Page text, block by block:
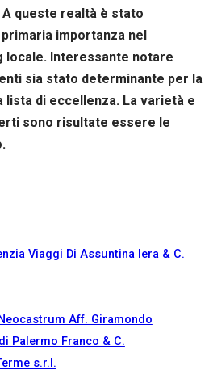
queste realtà è stato
importanza nel
locale. Interessante notare
sia stato determinante per la
lista di eccellenza. La varietà e
sono risultate essere le
Viaggi Di Assuntina Iera & C.
Aff. Giramondo
Palermo Franco & C.
s.r.l.